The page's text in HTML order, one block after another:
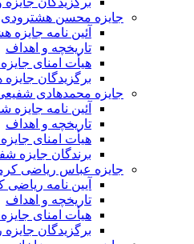
جایزه محسن هشترودی
آئین نامه جایزه
تاریخچه و اهداف
هیأت امنای
برگزیدگان
جایزه محمدهادی
آئین نامه جایزه
تاریخچه و اهداف
هیأت امنای
برندگان جایزه
جایزه عباس ریاضی
آیین نامه ریاضی
تاریخچه و اهداف
هیأت امنای
برگزیدگان